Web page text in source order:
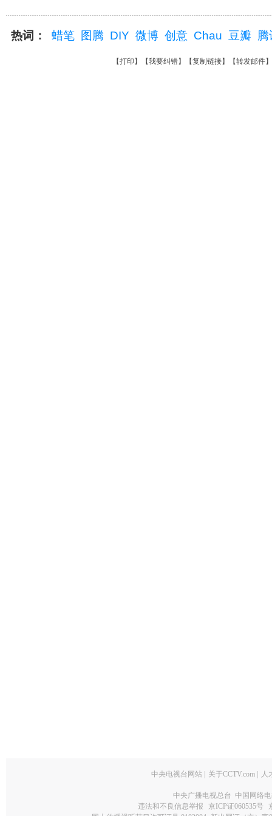
热词： 蜡笔 图腾 DIY 微博 创意 Chau 豆瓣 腾
【打印 】【我要纠错】【复制链接】【转发邮件
中央电视台网站 | 关于CCTV.com | 人
中央广播电视总台 中国网络
违法和不良信息举报
京ICP证060535号